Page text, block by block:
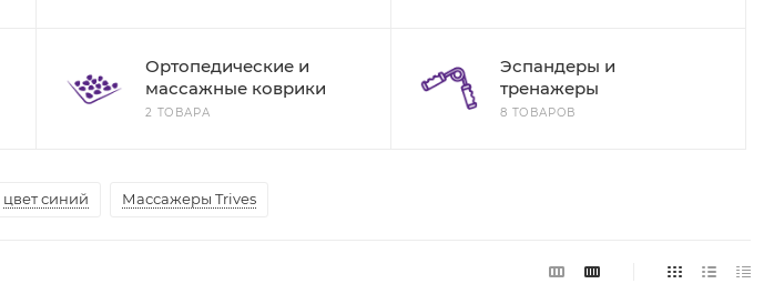
Ортопедические и
массажные коврики
2 ТОВАРА
Эспандеры и
тренажеры
8 ТОВАРОВ
цвет синий Массажеры Trives